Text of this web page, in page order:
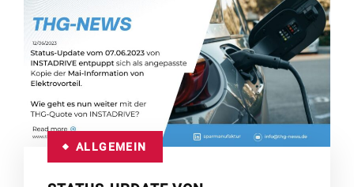
ALLGEMEIN